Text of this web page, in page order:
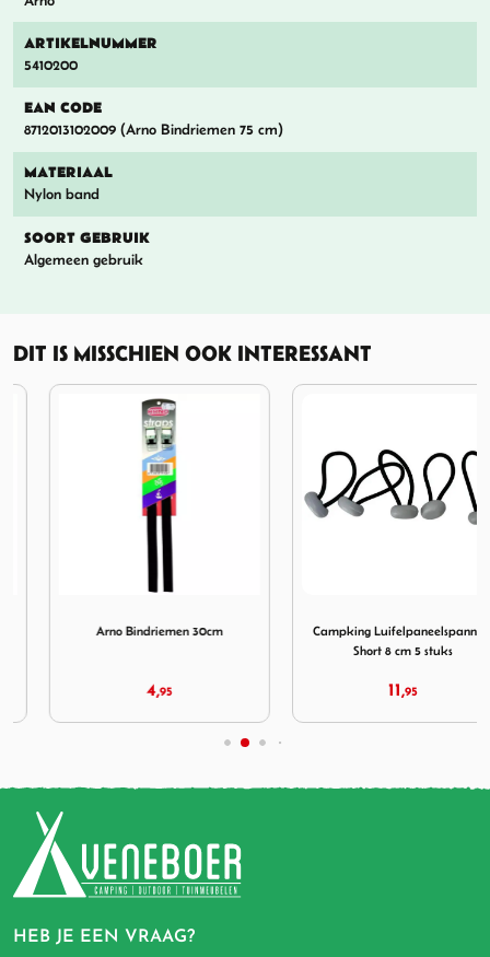
ARTIKELNUMMER
5410200
EAN CODE
8712013102009 (Arno Bindriemen 75 cm)
MATERIAAL
Nylon band
SOORT GEBRUIK
Algemeen gebruik
DIT IS MISSCHIEN OOK INTERESSANT
Arno Bindriemen 30cm
Campking Luifelpaneelspanners
Short 8 cm 5 stuks
HEB JE EEN VRAAG?